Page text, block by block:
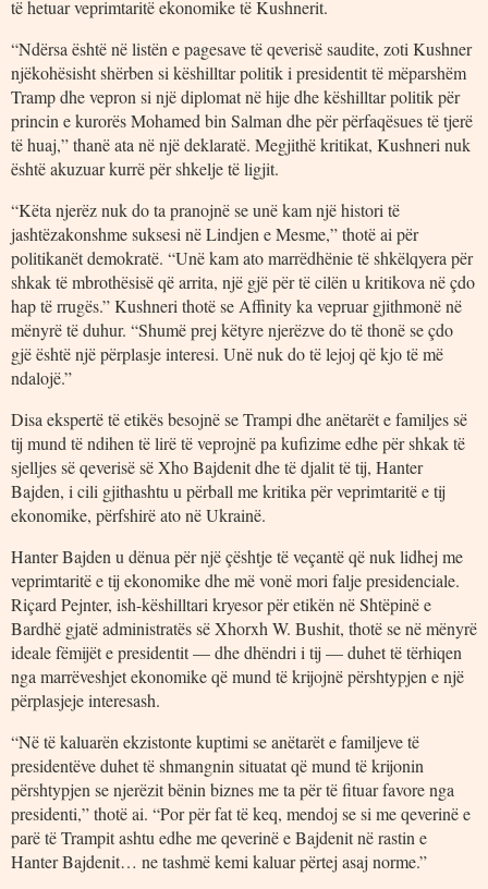
të hetuar veprimtaritë ekonomike të Kushnerit.
“Ndërsa është në listën e pagesave të qeverisë saudite, zoti Kushner
njëkohësisht shërben si këshilltar politik i presidentit të mëparshëm
Tramp dhe vepron si një diplomat në hije dhe këshilltar politik për
princin e kurorës Mohamed bin Salman dhe për përfaqësues të tjerë
të huaj,” thanë ata në një deklaratë. Megjithë kritikat, Kushneri nuk
është akuzuar kurrë për shkelje të ligjit.
“Këta njerëz nuk do ta pranojnë se unë kam një histori të
jashtëzakonshme suksesi në Lindjen e Mesme,” thotë ai për
politikanët demokratë. “Unë kam ato marrëdhënie të shkëlqyera për
shkak të mbrothësisë që arrita, një gjë për të cilën u kritikova në çdo
hap të rrugës.” Kushneri thotë se Affinity ka vepruar gjithmonë në
mënyrë të duhur. “Shumë prej këtyre njerëzve do të thonë se çdo
gjë është një përplasje interesi. Unë nuk do të lejoj që kjo të më
ndalojë.”
Disa ekspertë të etikës besojnë se Trampi dhe anëtarët e familjes së
tij mund të ndihen të lirë të veprojnë pa kufizime edhe për shkak të
sjelljes së qeverisë së Xho Bajdenit dhe të djalit të tij, Hanter
Bajden, i cili gjithashtu u përball me kritika për veprimtaritë e tij
ekonomike, përfshirë ato në Ukrainë.
Hanter Bajden u dënua për një çështje të veçantë që nuk lidhej me
veprimtaritë e tij ekonomike dhe më vonë mori falje presidenciale.
Riçard Pejnter, ish-këshilltari kryesor për etikën në Shtëpinë e
Bardhë gjatë administratës së Xhorxh W. Bushit, thotë se në mënyrë
ideale fëmijët e presidentit — dhe dhëndri i tij — duhet të tërhiqen
nga marrëveshjet ekonomike që mund të krijojnë përshtypjen e një
përplasjeje interesash.
“Në të kaluarën ekzistonte kuptimi se anëtarët e familjeve të
presidentëve duhet të shmangnin situatat që mund të krijonin
përshtypjen se njerëzit bënin biznes me ta për të fituar favore nga
presidenti,” thotë ai. “Por për fat të keq, mendoj se si me qeverinë e
parë të Trampit ashtu edhe me qeverinë e Bajdenit në rastin e
Hanter Bajdenit… ne tashmë kemi kaluar përtej asaj norme.”